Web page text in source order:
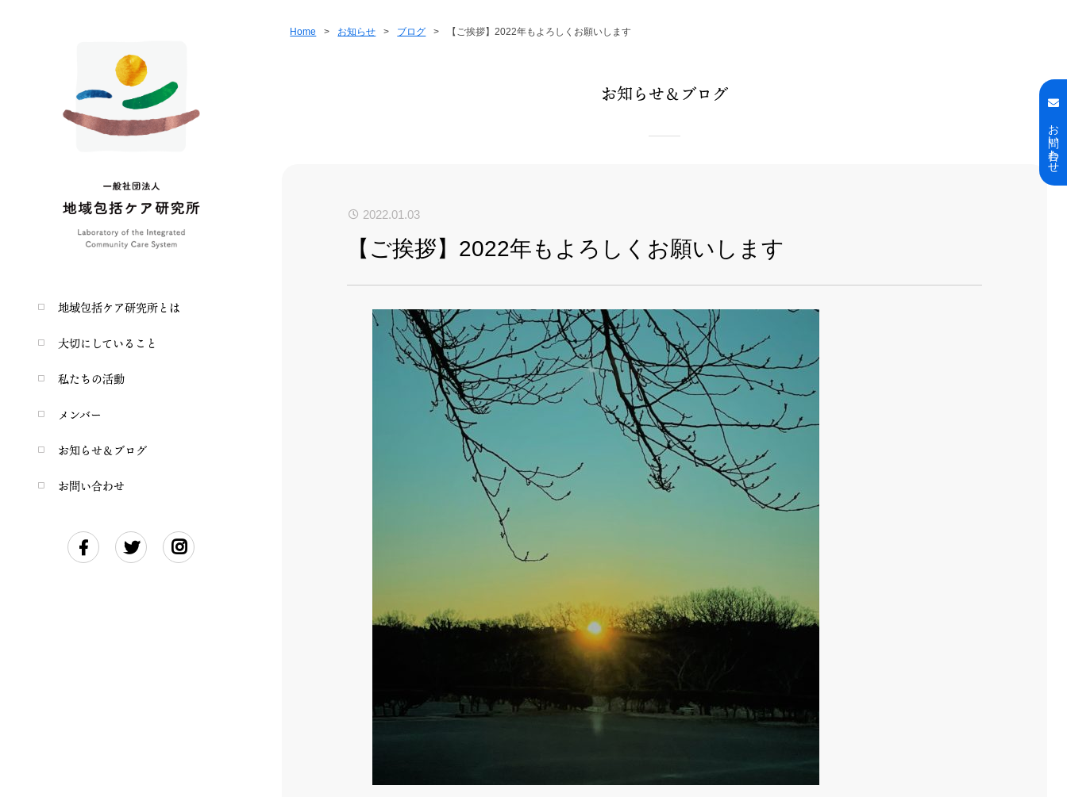
地域包括ケア研究所とは
大切にしていること
私たちの活動
メンバー
お知らせ＆ブログ
お問い合わせ
Home > お知らせ > ブログ > 【ご挨拶】2022年もよろしくお願いします
お知らせ＆ブログ
2022.01.03
【ご挨拶】2022年もよろしくお願いします
お問い合わせ